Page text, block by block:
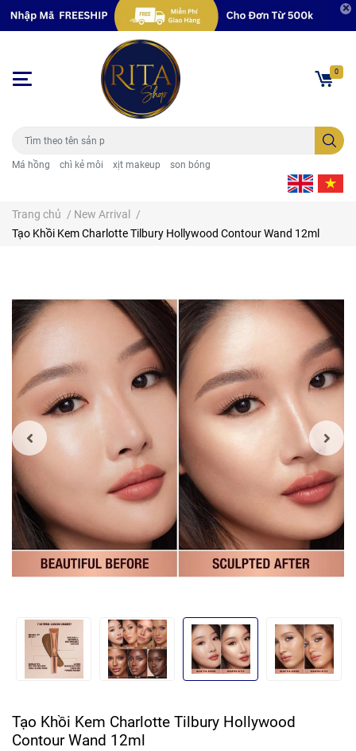
Má hồng chì kẻ môi xịt makeup son bóng
0
Trang chủ / New Arrival
/
Tạo Khồi Kem Charlotte Tilbury Hollywood Contour Wand 12ml
Tạo Khồi Kem Charlotte Tilbury Hollywood
Contour Wand 12ml